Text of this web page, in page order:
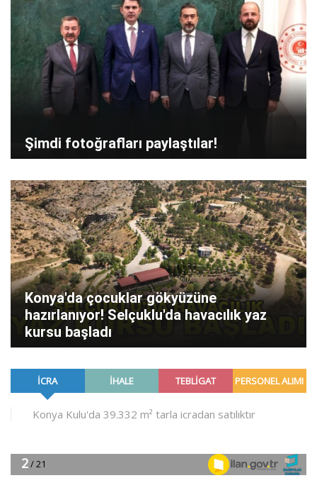
Şimdi fotoğrafları paylaştılar!
Konya'da çocuklar gökyüzüne
hazırlanıyor! Selçuklu'da havacılık yaz
kursu başladı